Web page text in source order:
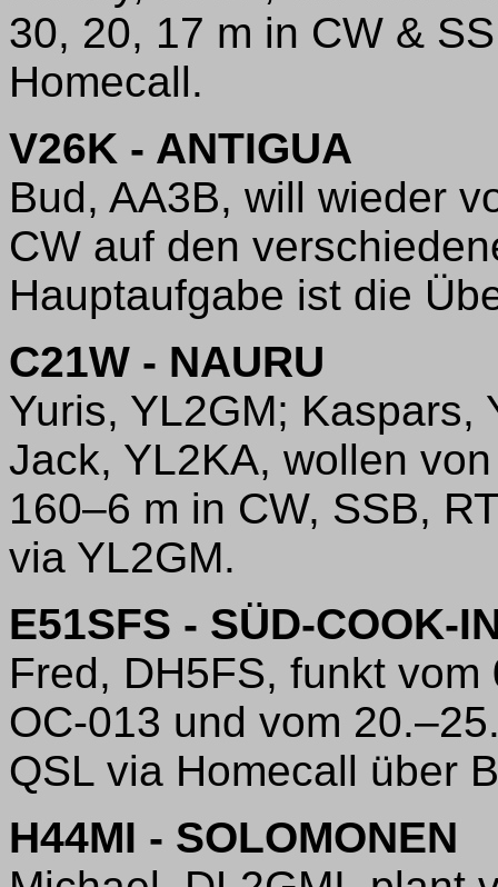
30, 20, 17 m in CW &
Homecall.
V26K - ANTIGUA
Bud, AA3B, will wieder
CW auf den
Hauptaufgabe ist die
C21W - NAURU
Yuris, YL2GM; Kaspars,
Jack, YL2KA, wollen
160–6 m in CW, SSB,
via YL2GM.
E51SFS - SÜD-COOK-
Fred, DH5FS, funkt
OC-013 und vom
QSL via Homecall über
H44MI - SOLOMONEN